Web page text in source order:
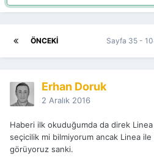
ÖNCEKI Sayfa 35 -
Erhan Doruk
2 Aralık 2016
Haberi ilk okuduğumda da direk Linea
seçicilik mi bilmiyorum ancak Linea
görüyoruz sanki.